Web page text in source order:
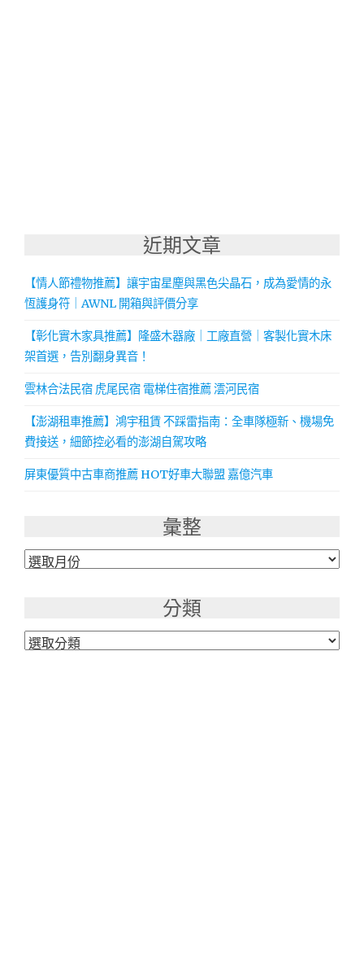
近期文章
【情人節禮物推薦】讓宇宙星塵與黑色尖晶石，成為愛情的永
恆護身符｜AWNL 開箱與評價分享
【彰化實木家具推薦】隆盛木器廠｜工廠直營｜客製化實木床
架首選，告別翻身異音！
雲林合法民宿 虎尾民宿 電梯住宿推薦 澐河民宿
【澎湖租車推薦】鴻宇租賃 不踩雷指南：全車隊極新、機場免
費接送，細節控必看的澎湖自駕攻略
屏東優質中古車商推薦 HOT好車大聯盟 嘉億汽車
彙整
彙
分類
分